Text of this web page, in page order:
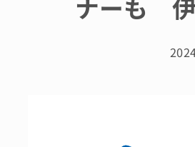
ナーも